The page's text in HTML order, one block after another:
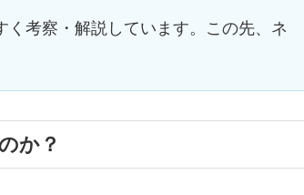
考察・解説しています。この先、ネ
か？